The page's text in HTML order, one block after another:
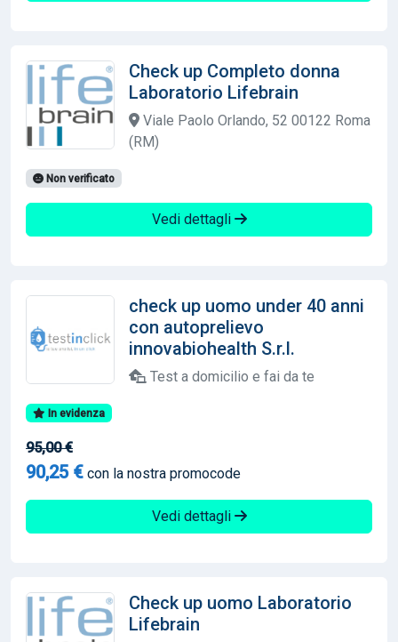
Check up Completo donna
Laboratorio Lifebrain
Viale Paolo Orlando, 52 00122 Roma
(RM)
Non verificato
Vedi dettagli
check up uomo under 40 anni
con autoprelievo
innovabiohealth S.r.l.
Test a domicilio e fai da te
In evidenza
95,00 €
90,25 € con la nostra promocode
Vedi dettagli
Check up uomo Laboratorio
Lifebrain